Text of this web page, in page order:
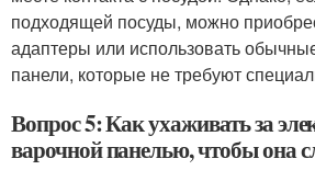
подходящей посуды, можно
адаптеры или использовать
панели, которые не требуют
Вопрос 5: Как ухаживать за
варочной панелью, чтобы она